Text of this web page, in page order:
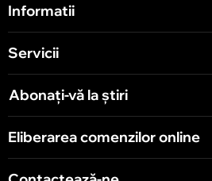
Strada Mitropolit Varlaam 58
Chișinău
Informatii
Servicii
Abonați-vă la știri
Eliberarea comenzilor online